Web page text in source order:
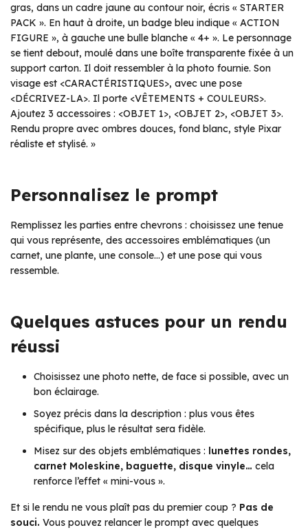
gras, dans un cadre jaune au contour noir, écris « STARTER
PACK ». En haut à droite, un badge bleu indique « ACTION
FIGURE », à gauche une bulle blanche « 4+ ». Le personnage
se tient debout, moulé dans une boîte transparente fixée à un
support carton. Il doit ressembler à la photo fournie. Son
visage est <CARACTÉRISTIQUES>, avec une pose
<DÉCRIVEZ-LA>. Il porte <VÊTEMENTS + COULEURS>.
Ajoutez 3 accessoires : <OBJET 1>, <OBJET 2>, <OBJET 3>.
Rendu propre avec ombres douces, fond blanc, style Pixar
réaliste et stylisé. »
Personnalisez le prompt
Remplissez les parties entre chevrons : choisissez une tenue
qui vous représente, des accessoires emblématiques (un
carnet, une plante, une console…) et une pose qui vous
ressemble.
Quelques astuces pour un rendu
réussi
Choisissez une photo nette, de face si possible, avec un
bon éclairage.
Soyez précis dans la description : plus vous êtes
spécifique, plus le résultat sera fidèle.
Misez sur des objets emblématiques : lunettes rondes,
carnet Moleskine, baguette, disque vinyle… cela
renforce l’effet « mini-vous ».
Et si le rendu ne vous plaît pas du premier coup ? Pas de
souci. Vous pouvez relancer le prompt avec quelques